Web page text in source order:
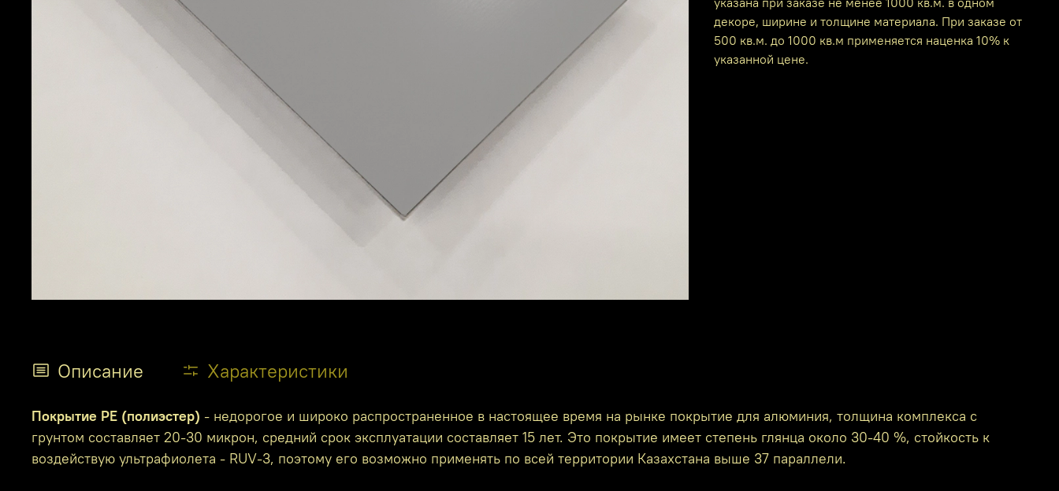
декоре, ширине и толщине материала. При заказе от
500 кв.м. до 1000 кв.м применяется наценка 10% к
указанной цене.
Описание Характеристики
Покрытие PE (полиэстер) - недорогое и широко распространенное в настоящее время на рынке покрытие для алюминия, толщина комплекса с
грунтом составляет 20-30 микрон, средний срок эксплуатации составляет 15 лет. Это покрытие имеет степень глянца около 30-40 %, стойкость к
воздействую ультрафиолета - RUV-3, поэтому его возможно применять по всей территории Казахстана выше 37 параллели.